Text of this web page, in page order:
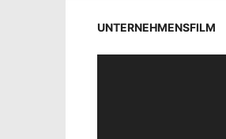
UNTERNEHMENSFILM